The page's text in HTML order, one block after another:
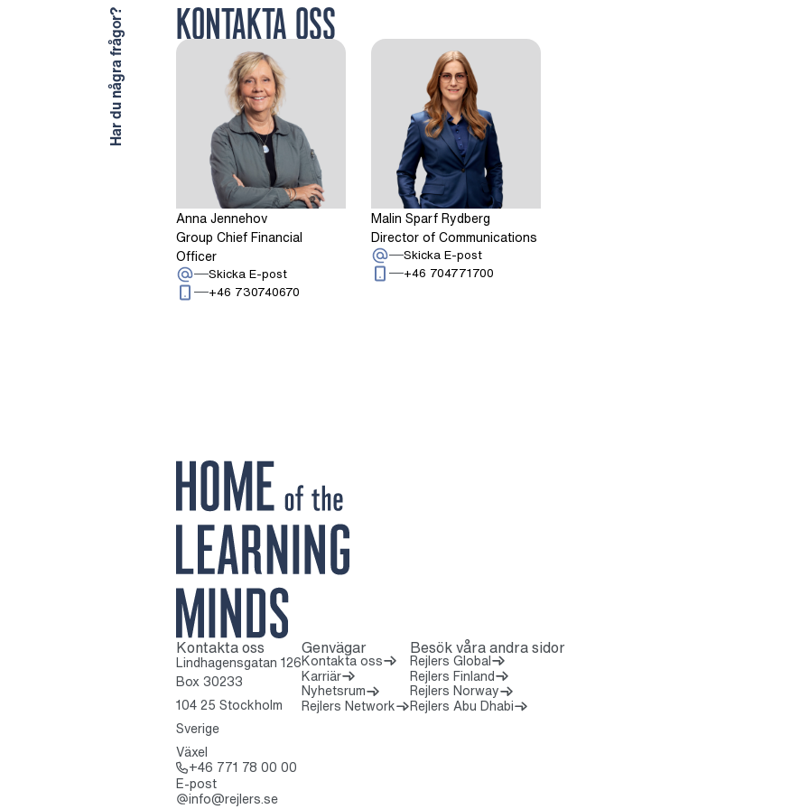
KONTAKTA OSS
Har du några frågor?
Anna Jennehov
Group Chief Financial
Officer
Skicka E-post: Anna Jennehov
+46 730740670Ring: + 4 6 7 3 0 7 4 0 6 7 0
Malin Sparf Rydberg
Director of Communications
Skicka E-post: Malin Sparf Rydberg
+46 704771700Ring: + 4 6 7 0 4 7 7 1 7 0 0
Till startsidan
Kontakta oss
Lindhagensgatan 126
Box 30233
104 25 Stockholm
Sverige
Växel
+46 771 78 00 00Ring: + 4 6 7 7 1 7 8 0 0 0 0
E-post
info@rejlers.se
Genvägar
Kontakta oss
Karriär
Nyhetsrum
Rejlers Network(Öppnas i en ny flik)
Besök våra andra sidor
Rejlers Global
Rejlers Finland
Rejlers Norway
Rejlers Abu Dhabi